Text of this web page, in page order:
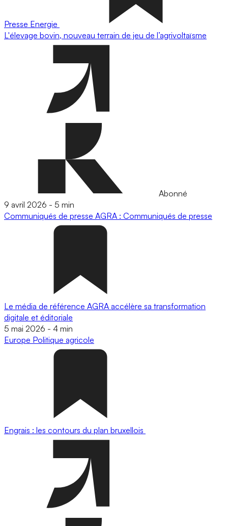
Presse Energie
L'élevage bovin, nouveau terrain de jeu de l’agrivoltaïsme
Abonné
9 avril 2026 - 5 min
Communiqués de presse AGRA : Communiqués de presse
Le média de référence AGRA accélère sa transformation
digitale et éditoriale
5 mai 2026 - 4 min
Europe Politique agricole
Engrais : les contours du plan bruxellois